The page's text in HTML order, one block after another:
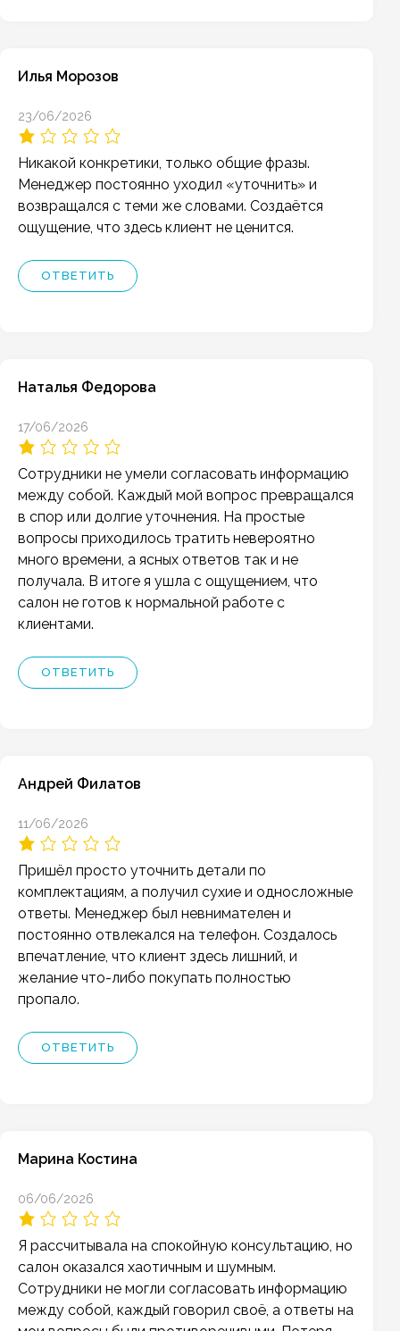
Илья Морозов
23/06/2026
Никакой конкретики, только общие фразы.
Менеджер постоянно уходил «уточнить» и
возвращался с теми же словами. Создаётся
ощущение, что здесь клиент не ценится.
ОТВЕТИТЬ
Наталья Федорова
17/06/2026
Сотрудники не умели согласовать информацию
между собой. Каждый мой вопрос превращался
в спор или долгие уточнения. На простые
вопросы приходилось тратить невероятно
много времени, а ясных ответов так и не
получала. В итоге я ушла с ощущением, что
салон не готов к нормальной работе с
клиентами.
ОТВЕТИТЬ
Андрей Филатов
11/06/2026
Пришёл просто уточнить детали по
комплектациям, а получил сухие и односложные
ответы. Менеджер был невнимателен и
постоянно отвлекался на телефон. Создалось
впечатление, что клиент здесь лишний, и
желание что-либо покупать полностью
пропало.
ОТВЕТИТЬ
Марина Костина
06/06/2026
Я рассчитывала на спокойную консультацию, но
салон оказался хаотичным и шумным.
Сотрудники не могли согласовать информацию
между собой, каждый говорил своё, а ответы на